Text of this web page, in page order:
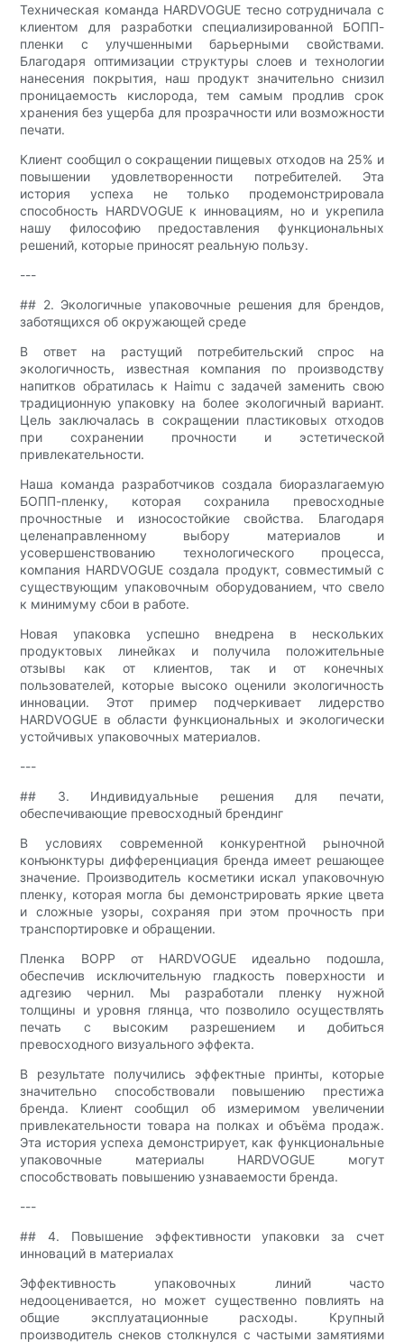
Техническая команда HARDVOGUE тесно сотрудничала с
клиентом для разработки специализированной БОПП-
пленки с улучшенными барьерными свойствами.
Благодаря оптимизации структуры слоев и технологии
нанесения покрытия, наш продукт значительно снизил
проницаемость кислорода, тем самым продлив срок
хранения без ущерба для прозрачности или возможности
печати.
Клиент сообщил о сокращении пищевых отходов на 25% и
повышении удовлетворенности потребителей. Эта
история успеха не только продемонстрировала
способность HARDVOGUE к инновациям, но и укрепила
нашу философию предоставления функциональных
решений, которые приносят реальную пользу.
---
## 2. Экологичные упаковочные решения для брендов,
заботящихся об окружающей среде
В ответ на растущий потребительский спрос на
экологичность, известная компания по производству
напитков обратилась к Haimu с задачей заменить свою
традиционную упаковку на более экологичный вариант.
Цель заключалась в сокращении пластиковых отходов
при сохранении прочности и эстетической
привлекательности.
Наша команда разработчиков создала биоразлагаемую
БОПП-пленку, которая сохранила превосходные
прочностные и износостойкие свойства. Благодаря
целенаправленному выбору материалов и
усовершенствованию технологического процесса,
компания HARDVOGUE создала продукт, совместимый с
существующим упаковочным оборудованием, что свело
к минимуму сбои в работе.
Новая упаковка успешно внедрена в нескольких
продуктовых линейках и получила положительные
отзывы как от клиентов, так и от конечных
пользователей, которые высоко оценили экологичность
инновации. Этот пример подчеркивает лидерство
HARDVOGUE в области функциональных и экологически
устойчивых упаковочных материалов.
---
## 3. Индивидуальные решения для печати,
обеспечивающие превосходный брендинг
В условиях современной конкурентной рыночной
конъюнктуры дифференциация бренда имеет решающее
значение. Производитель косметики искал упаковочную
пленку, которая могла бы демонстрировать яркие цвета
и сложные узоры, сохраняя при этом прочность при
транспортировке и обращении.
Пленка BOPP от HARDVOGUE идеально подошла,
обеспечив исключительную гладкость поверхности и
адгезию чернил. Мы разработали пленку нужной
толщины и уровня глянца, что позволило осуществлять
печать с высоким разрешением и добиться
превосходного визуального эффекта.
В результате получились эффектные принты, которые
значительно способствовали повышению престижа
бренда. Клиент сообщил об измеримом увеличении
привлекательности товара на полках и объёма продаж.
Эта история успеха демонстрирует, как функциональные
упаковочные материалы HARDVOGUE могут
способствовать повышению узнаваемости бренда.
---
## 4. Повышение эффективности упаковки за счет
инноваций в материалах
Эффективность упаковочных линий часто
недооценивается, но может существенно повлиять на
общие эксплуатационные расходы. Крупный
производитель снеков столкнулся с частыми замятиями